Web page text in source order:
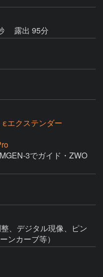
露出 95分
エクステンダー
3でガイド・ZWO
、デジタル現像、ピン
ンカーブ等）